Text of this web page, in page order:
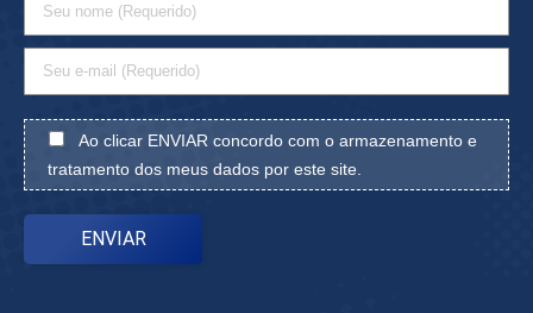
Ao clicar ENVIAR concordo com o armazenamento e
tratamento dos meus dados por este site.